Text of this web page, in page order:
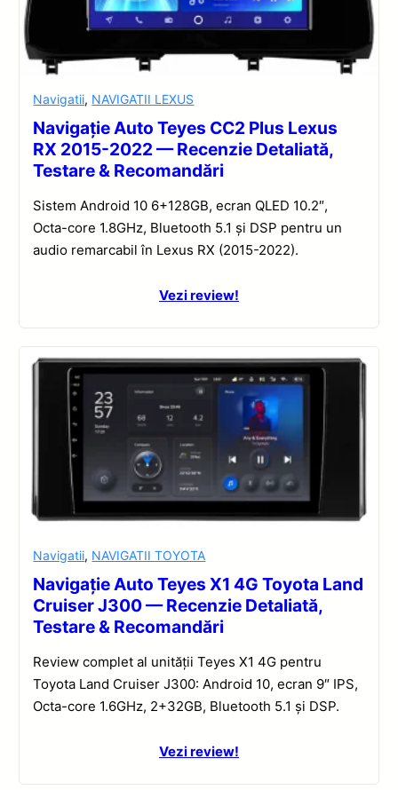
Navigatii, NAVIGATII LEXUS
Navigație Auto Teyes CC2 Plus Lexus
RX 2015-2022 — Recenzie Detaliată,
Testare & Recomandări
Sistem Android 10 6+128GB, ecran QLED 10.2″,
Octa-core 1.8GHz, Bluetooth 5.1 și DSP pentru un
audio remarcabil în Lexus RX (2015-2022).
Vezi review!
Navigatii, NAVIGATII TOYOTA
Navigație Auto Teyes X1 4G Toyota Land
Cruiser J300 — Recenzie Detaliată,
Testare & Recomandări
Review complet al unității Teyes X1 4G pentru
Toyota Land Cruiser J300: Android 10, ecran 9″ IPS,
Octa-core 1.6GHz, 2+32GB, Bluetooth 5.1 și DSP.
Vezi review!